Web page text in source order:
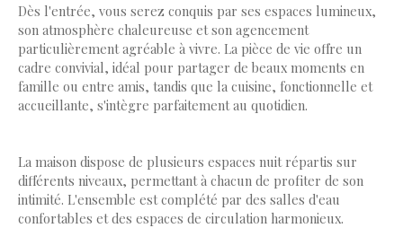
Dès l'entrée, vous serez conquis par ses espaces lumineux,
son atmosphère chaleureuse et son agencement
particulièrement agréable à vivre. La pièce de vie offre un
cadre convivial, idéal pour partager de beaux moments en
famille ou entre amis, tandis que la cuisine, fonctionnelle et
accueillante, s'intègre parfaitement au quotidien.
La maison dispose de plusieurs espaces nuit répartis sur
différents niveaux, permettant à chacun de profiter de son
intimité. L'ensemble est complété par des salles d'eau
confortables et des espaces de circulation harmonieux.